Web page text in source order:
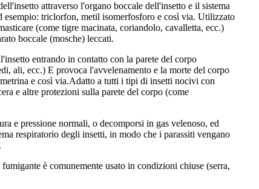
attraverso l'organo boccale dell'insetto e il sistema
triclorfon, metil isomerfosforo e così via. Utilizzato
(come tigre macinata, coriandolo, cavalletta, ecc.)
boccale (mosche) leccati.
entrando in contatto con la parete del corpo
ali, ecc.) E provoca l'avvelenamento e la morte del corpo
e così via.Adatto a tutti i tipi di insetti nocivi con
e altre protezioni sulla parete del corpo (come
e pressione normali, o decomporsi in gas velenoso, ed
respiratorio degli insetti, in modo che i parassiti vengano
è comunemente usato in condizioni chiuse (serra,